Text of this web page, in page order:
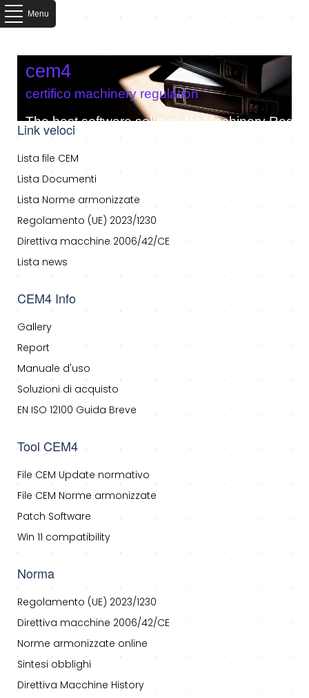
Menu
cem4
certifico machinery regulation
The best software solution for Machinery
Link veloci
Lista file CEM
Lista Documenti
Lista Norme armonizzate
Regolamento (UE) 2023/1230
Direttiva macchine 2006/42/CE
Lista news
CEM4 Info
Gallery
Report
Manuale d'uso
Soluzioni di acquisto
EN ISO 12100 Guida Breve
Tool CEM4
File CEM Update normativo
File CEM Norme armonizzate
Patch Software
Win 11 compatibility
Norma
Regolamento (UE) 2023/1230
Direttiva macchine 2006/42/CE
Norme armonizzate online
Sintesi obblighi
Direttiva Macchine History